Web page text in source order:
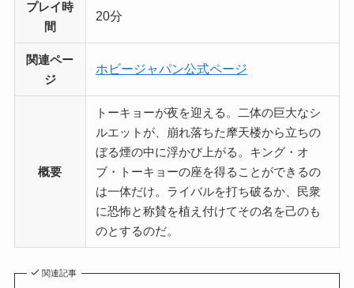
プレイ時
間
20分
関連ペー
ジ
ホビージャパン公式ページ
概要
トーキョーが夜を迎える。二体の巨大なシ
ルエットが、崩れ落ちた摩天楼から立ちの
ぼる煙の中に浮かび上がる。キング・オ
ブ・トーキョーの座を得ることができるの
は一体だけ。ライバルを打ち破るか、民衆
に恐怖と称賛を植え付けてその名を己のも
のとするのだ。
関連記事